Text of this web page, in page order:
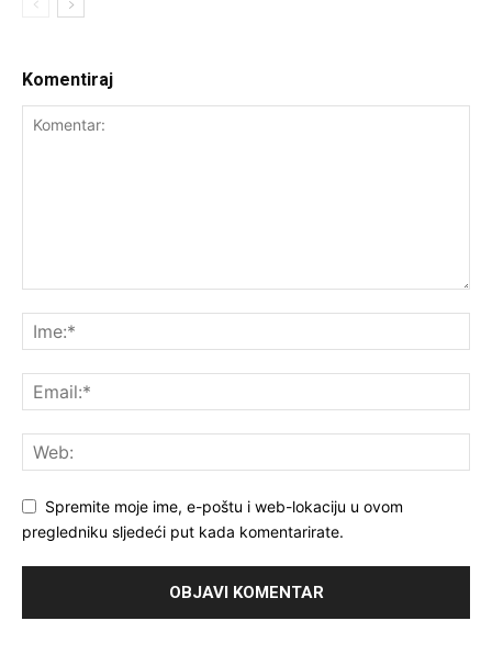
Komentiraj
Spremite moje ime, e-poštu i web-lokaciju u ovom
pregledniku sljedeći put kada komentarirate.